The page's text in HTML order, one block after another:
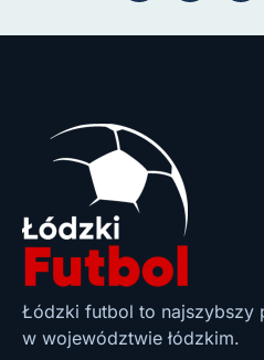
Łódzki futbol to najszybszy
w województwie łódzkim.